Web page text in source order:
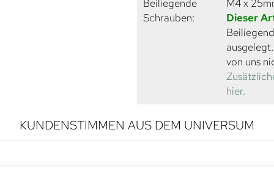
Beiliegende
Schrauben:
M4 x
Dieser
von uns
hier.
KUNDENSTIMMEN AUS DEM UNIVERSUM